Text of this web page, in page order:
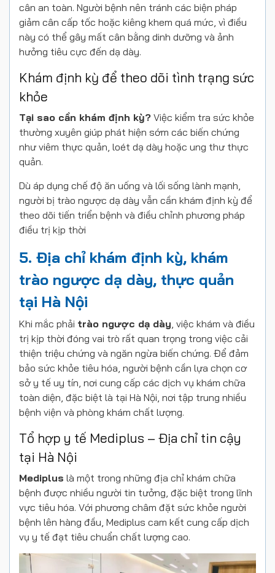
cân an toàn. Người bệnh nên tránh các biện pháp
giảm cân cấp tốc hoặc kiêng khem quá mức, vì điều
này có thể gây mất cân bằng dinh dưỡng và ảnh
hưởng tiêu cực đến dạ dày.
Khám định kỳ để theo dõi tình trạng sức
khỏe
Tại sao cần khám định kỳ? Việc kiểm tra sức khỏe
thường xuyên giúp phát hiện sớm các biến chứng
như viêm thực quản, loét dạ dày hoặc ung thư thực
quản.
Dù áp dụng chế độ ăn uống và lối sống lành mạnh,
người bị trào ngược dạ dày vẫn cần khám định kỳ để
theo dõi tiến triển bệnh và điều chỉnh phương pháp
điều trị kịp thời
5. Địa chỉ khám định kỳ, khám
trào ngược dạ dày, thực quản
tại Hà Nội
Khi mắc phải trào ngược dạ dày, việc khám và điều
trị kịp thời đóng vai trò rất quan trọng trong việc cải
thiện triệu chứng và ngăn ngừa biến chứng. Để đảm
bảo sức khỏe tiêu hóa, người bệnh cần lựa chọn cơ
sở y tế uy tín, nơi cung cấp các dịch vụ khám chữa
toàn diện, đặc biệt là tại Hà Nội, nơi tập trung nhiều
bệnh viện và phòng khám chất lượng.
Tổ hợp y tế Mediplus – Địa chỉ tin cậy
tại Hà Nội
Mediplus là một trong những địa chỉ khám chữa
bệnh được nhiều người tin tưởng, đặc biệt trong lĩnh
vực tiêu hóa. Với phương châm đặt sức khỏe người
bệnh lên hàng đầu, Mediplus cam kết cung cấp dịch
vụ y tế đạt tiêu chuẩn chất lượng cao.